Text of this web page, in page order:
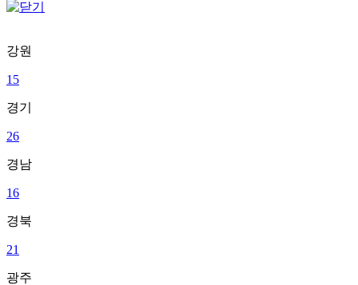
강원
15
경기
26
경남
16
경북
21
광주